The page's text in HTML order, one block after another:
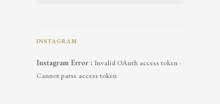
INSTAGRAM
Instagram Error : Invalid OAuth access token -
Cannot parse access token